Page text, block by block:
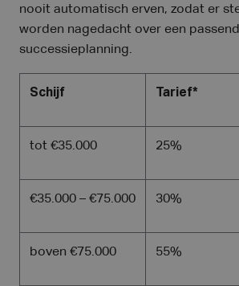
nooit automatisch erven, zodat er
worden nagedacht over een
successieplanning.
Schijf Tarief*
tot €35.000 25%
€35.000 – €75.000 30%
boven €75.000 55%